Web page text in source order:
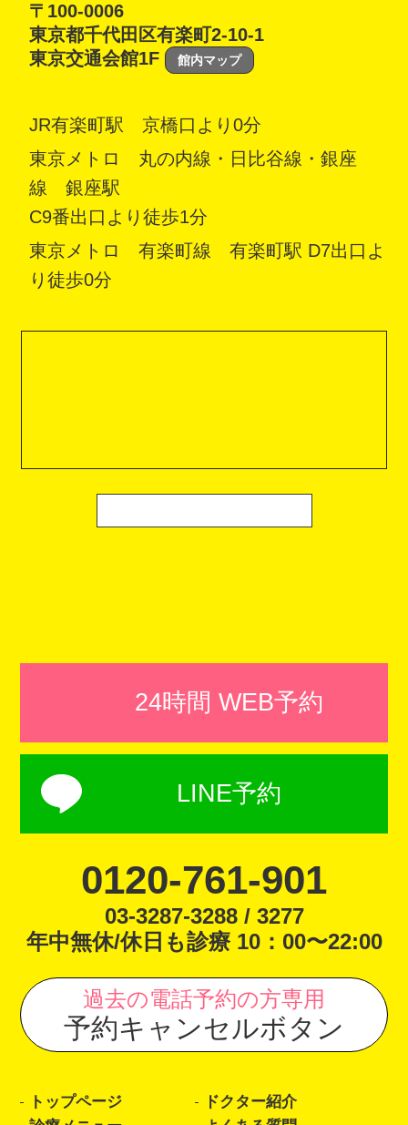
〒100-0006
東京都千代田区有楽町2-10-1
東京交通会館1F
館内マップ
JR有楽町駅 京橋口より0分
東京メトロ 丸の内線・日比谷線・銀座
線 銀座駅
C9番出口より徒歩1分
東京メトロ 有楽町線 有楽町駅 D7出口よ
り徒歩0分
24時間 WEB予約
LINE予約
0120-761-901
03-3287-3288 / 3277
年中無休/休日も診療 10：00〜22:00
過去の電話予約の方専用
予約キャンセルボタン
トップページ
ドクター紹介